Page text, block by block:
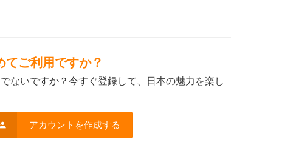
ご利用ですか？
ないですか？今すぐ登録して、日本の魅力を楽し
アカウントを作成する